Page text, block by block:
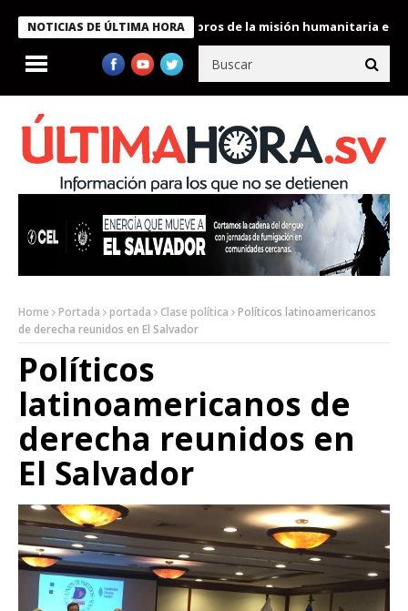
NOTICIAS DE ÚLTIMA HORA
Bukele condecora a miembros de la misión humanitaria enviada
Home Portada portada Clase política
Políticos latinoamericanos
de derecha reunidos en El Salvador
Políticos
latinoamericanos de
derecha reunidos en
El Salvador